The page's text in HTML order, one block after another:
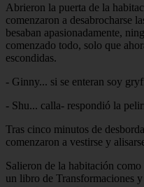
Abrieron la puerta de la
comenzaron a desabrocharse
besaban apasionadamente,
comenzado todo, solo que
escondidas.
- Ginny... si se enteran soy
- Shu... calla- respondió la
Tras cinco minutos de
comenzaron a vestirse y
Salieron de la habitación
un libro de Transformaciones